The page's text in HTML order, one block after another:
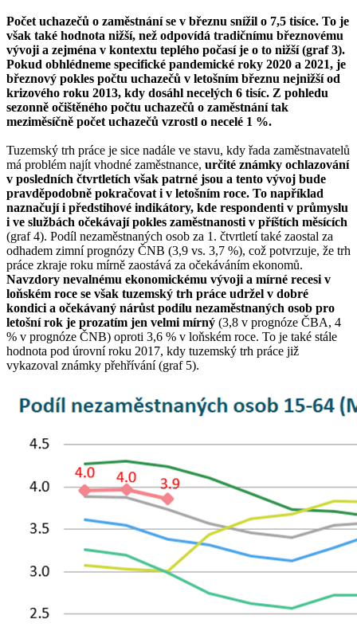
Počet uchazečů o zaměstnání se v březnu snížil o 7,5 tisíce. To je
však také hodnota nižší, než odpovídá tradičnímu březnovému
vývoji a zejména v kontextu teplého počasí je o to nižší (graf 3).
Pokud obhlédneme specifické pandemické roky 2020 a 2021, je
březnový pokles počtu uchazečů v letošním březnu nejnižší od
krizového roku 2013, kdy dosáhl necelých 6 tisíc. Z pohledu
sezonně očištěného počtu uchazečů o zaměstnání tak
meziměsíčně počet uchazečů vzrostl o necelé 1 %.
Tuzemský trh práce je sice nadále ve stavu, kdy řada zaměstnavatelů
má problém najít vhodné zaměstnance, určité známky ochlazování
v posledních čtvrtletích však patrné jsou a tento vývoj bude
pravděpodobně pokračovat i v letošním roce. To například
naznačují i předstihové indikátory, kde respondenti v průmyslu
i ve službách očekávají pokles zaměstnanosti v příštích měsících
(graf 4). Podíl nezaměstnaných osob za 1. čtvrtletí také zaostal za
odhadem zimní prognózy ČNB (3,9 vs. 3,7 %), což potvrzuje, že trh
práce zkraje roku mírně zaostává za očekáváním ekonomů.
Navzdory nevalnému ekonomickému vývoji a mírné recesi v
loňském roce se však tuzemský trh práce udržel v dobré
kondici a očekávaný nárůst podílu nezaměstnaných osob pro
letošní rok je prozatím jen velmi mírný (3,8 v prognóze ČBA, 4
% v prognóze ČNB) oproti 3,6 % v loňském roce. To je také stále
hodnota pod úrovní roku 2017, kdy tuzemský trh práce již
vykazoval známky přehřívání (graf 5).